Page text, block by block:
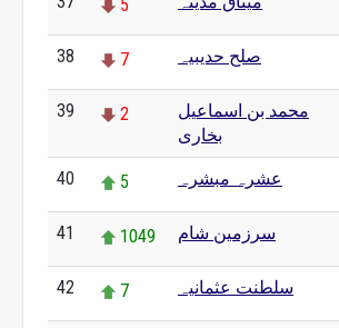
5
38 7 صلح حدیبیہ
39 2
محمد بن اسماعیل
بخاری
40 5 عشرہ مبشرہ
41 1049 سرزمین شام
42 7 سلطنت عثمانیہ